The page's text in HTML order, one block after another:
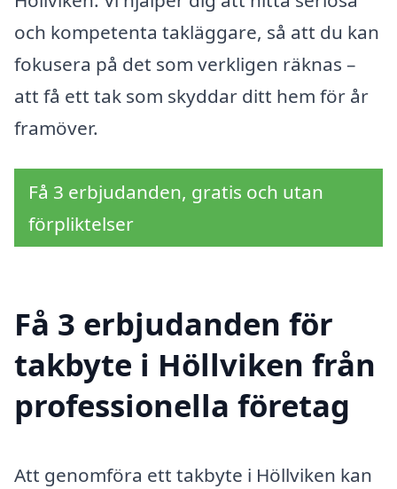
och kompetenta takläggare, så att du kan
fokusera på det som verkligen räknas –
att få ett tak som skyddar ditt hem för år
framöver.
Få 3 erbjudanden, gratis och utan
förpliktelser
Få 3 erbjudanden för
takbyte i Höllviken från
professionella företag
Att genomföra ett takbyte i Höllviken kan